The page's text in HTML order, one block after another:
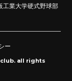
工業大学硬式野球部
ー
all rights